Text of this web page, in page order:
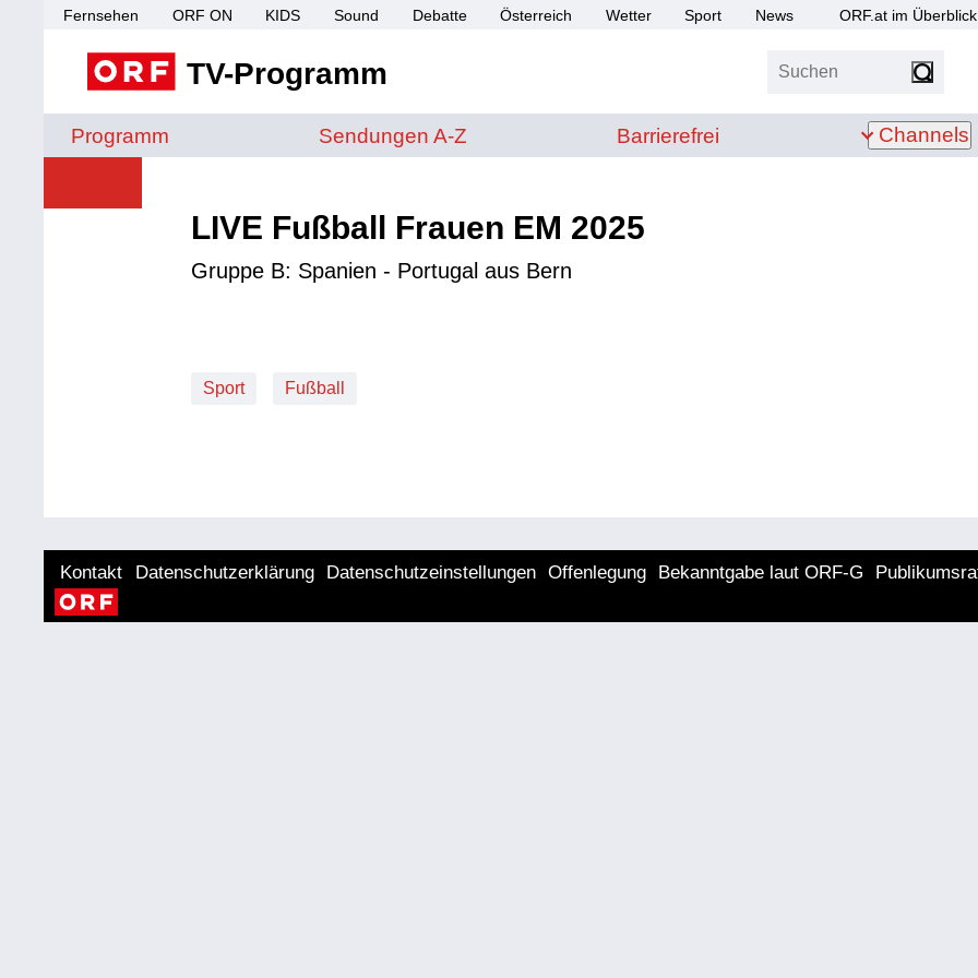
Fernsehen ORF ON KIDS Sound Debatte Österreich Wetter Sport News ORF.at im Überblick
TV-Programm Suchen
Programm Sendungen von A bis Z
Sendungen A-Z Barrierefrei
Barrierefrei Channels
LIVE Fußball Frauen EM 2025
Gruppe B: Spanien - Portugal aus Bern
Sport Fußball
Kontakt Datenschutzerklärung Datenschutzeinstellungen Offenlegung Bekanntgabe laut ORF-G